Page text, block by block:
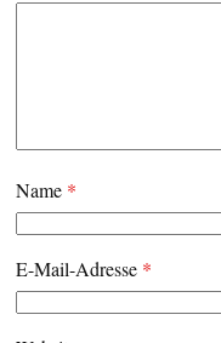
Name *
E-Mail-Adresse *